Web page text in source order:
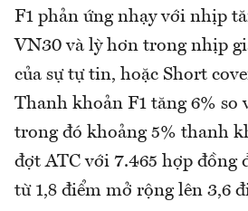
F1 phản ứng nhạy với nhịp
VN30 và lỳ hơn trong nhịp
của sự tự tin, hoặc Short
Thanh khoản F1 tăng 6% so
trong đó khoảng 5% thanh
đợt ATC với 7.465 hợp đồng
từ 1,8 điểm mở rộng lên 3,6